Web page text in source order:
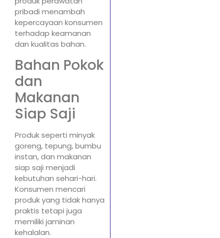
pribadi menambah
kepercayaan konsumen
terhadap keamanan
dan kualitas bahan.
Bahan Pokok
dan
Makanan
Siap Saji
Produk seperti minyak
goreng, tepung, bumbu
instan, dan makanan
siap saji menjadi
kebutuhan sehari-hari.
Konsumen mencari
produk yang tidak hanya
praktis tetapi juga
memiliki jaminan
kehalalan.